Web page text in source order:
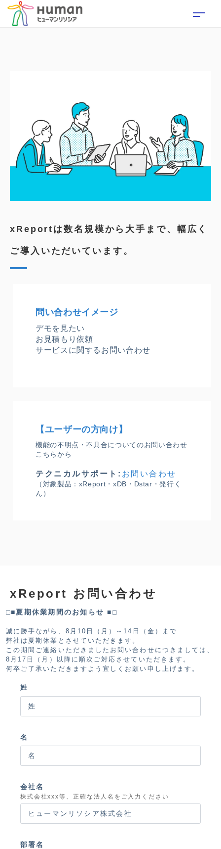
for Server
xReportは数名規模から大手まで、幅広く
ご導入いただいています。
問い合わせイメージ
デモを見たい
お見積もり依頼
サービスに関するお問い合わせ
【ユーザーの方向け】
機能の不明点・不具合についてのお問い合わせ
こちらから
テクニカルサポート: お問い合わせ
（対象製品：xReport・xDB・Dstar・発行く
ん）
xReport お問い合わせ
□■夏期休業期間のお知らせ ■□
誠に勝手ながら、8月10日（月）～14日（金）まで
弊社は夏期休業とさせていただきます。
この期間ご連絡いただきましたお問い合わせにつきましては、
8月17日（月）以降に順次ご対応させていただきます。
何卒ご了承いただきますよう宜しくお願い申し上げます。
姓
名
会社名
株式会社xxx等、正確な法人名をご入力ください
部署名